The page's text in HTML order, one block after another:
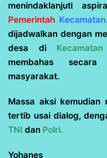
menindaklanjuti
Pemerintah Kecamatan.
dijadwalkan dengan
desa di Kecamatan
membahas secara
masyarakat.
Massa aksi kemudian
tertib usai dialog,
TNI dan Polri.
Yohanes